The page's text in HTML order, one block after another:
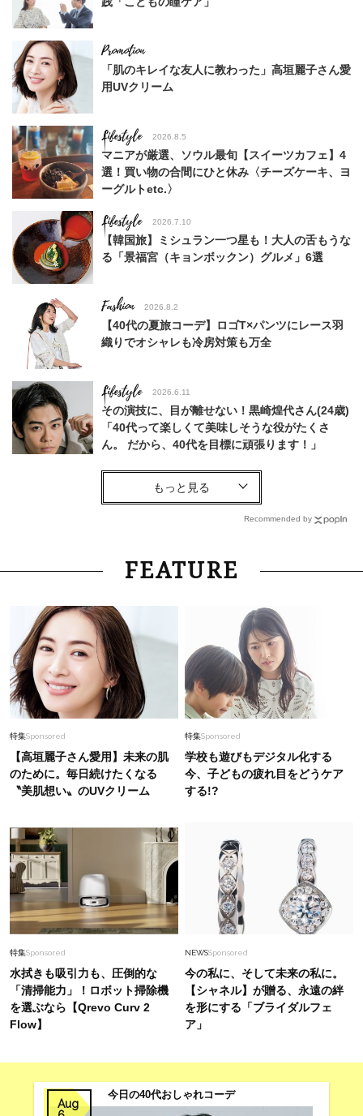
「肌のキレイな友人に教わった」高垣麗子さん愛
用UVクリーム
Lifestyle 2026.8.5
マニアが厳選、ソウル最旬【スイーツカフェ】4
選！買い物の合間にひと休み〈チーズケーキ、ヨ
ーグルトetc.〉
Lifestyle 2026.7.10
【韓国旅】ミシュラン一つ星も！大人の舌もうな
る「景福宮（キョンボックン）グルメ」6選
Fashion 2026.8.2
【40代の夏旅コーデ】ロゴT×パンツにレース羽
織りでオシャレも冷房対策も万全
Lifestyle 2026.6.11
その演技に、目が離せない！黒崎煌代さん(24歳)
「40代って楽しくて美味しそうな役がたくさ
ん。 だから、40代を目標に頑張ります！」
Fashion
中村ゆりさん44歳、人生で初めて「欲しい」と
思った【理想のジュエリー】とは
Fashion 2026.7.17
モードに華やぐ【シアーペプラムカーディガン】
Lifestyle
「なぜ今こんなに色っぽい？」47歳・アルピー
平子祐希が放つ“大人の色気”の正体とは
仕事や保護者会に◎大草直子さん的、「話しかけ
たくなる人」が持ってる〈好感アイテム〉４選
「40代にロゴTはカジュアルすぎる？」の最適
解。首元の“盛り方”で大人仕様に
Fashion 2026.8.5
【40代の夏旅コーデ】リラクシーなワンピにバ
ッグで色を効かせて旅の高揚感を演出
Recommended by
FEATURE
特集Sponsored
【高垣麗子さん愛用】未来の肌
のために。毎日続けたくなる
〝美肌想い〟のUVクリーム
特集Sponsored
学校も遊びもデジタル化する
今、子どもの疲れ目をどうケア
する!?
特集Sponsored
水拭きも吸引力も、圧倒的な
「清掃能力」！ロボット掃除機
を選ぶなら【Qrevo Curv 2
Flow】
NEWSSponsored
今の私に、そして未来の私に。
【シャネル】が贈る、永遠の絆
を形にする「ブライダルフェ
ア」
Aug
今日の40代おしゃれコーデ